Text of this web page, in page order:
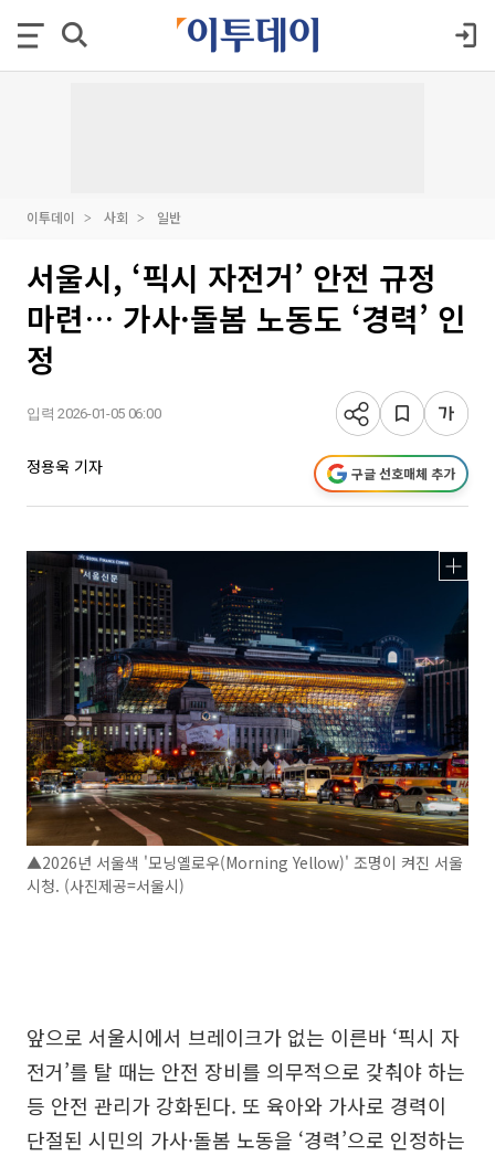
이투데이 사회 일반
서울시, ‘픽시 자전거’ 안전 규정
마련… 가사·돌봄 노동도 ‘경력’ 인
정
입력 2026-01-05 06:00
정용욱 기자 구글 선호매체 추가
▲2026년 서울색 '모닝옐로우(Morning Yellow)' 조명이 켜진 서울
시청. (사진제공=서울시)
앞으로 서울시에서 브레이크가 없는 이른바 ‘픽시 자
전거’를 탈 때는 안전 장비를 의무적으로 갖춰야 하는
등 안전 관리가 강화된다. 또 육아와 가사로 경력이
단절된 시민의 가사·돌봄 노동을 ‘경력’으로 인정하는